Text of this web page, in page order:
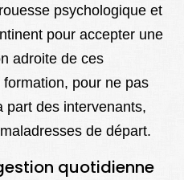
psychologique et
pour accepter une
adroite de ces
pour ne pas
part des intervenants,
de départ.
quotidienne